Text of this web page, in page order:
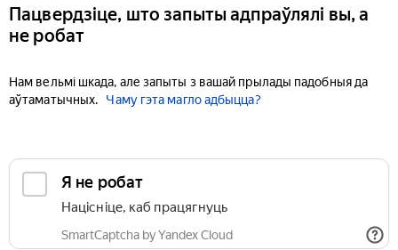
Пацвердзіце, што запыты адпраўлялі вы, а
не робат
Нам вельмі шкада, але запыты з вашай прылады падобныя да
аўтаматычных.
Чаму гэта магло адбыцца?
Я не робат
Націсніце, каб працягнуць
SmartCaptcha by Yandex Cloud